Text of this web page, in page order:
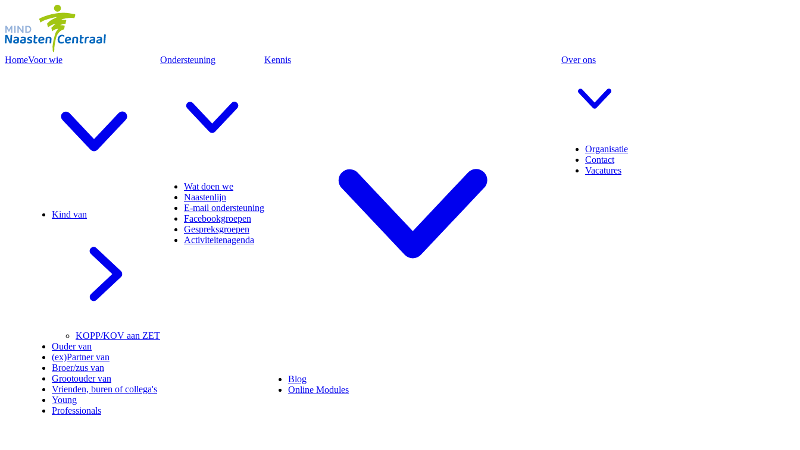
HomeVoor wie
Kind van
KOPP/KOV aan ZET
Ouder van
(ex)Partner van
Broer/zus van
Grootouder van
Vrienden, buren of collega's
Young
Professionals
Ondersteuning
Wat doen we
Naastenlijn
E-mail ondersteuning
Facebookgroepen
Gespreksgroepen
Activiteitenagenda
Kennis
Blog
Online Modules
Over ons
Organisatie
Contact
Vacatures